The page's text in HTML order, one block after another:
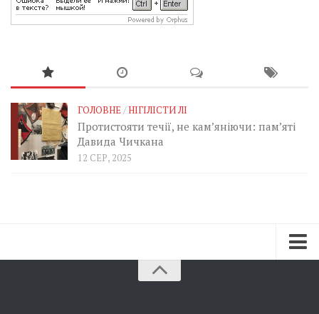
ГОЛОВНЕ/НІГІЛІСТИ ЛІ
Протистояти течії, не кам’яніючи: пам’яті
Давида Чичкана
12 СЕР, 2025